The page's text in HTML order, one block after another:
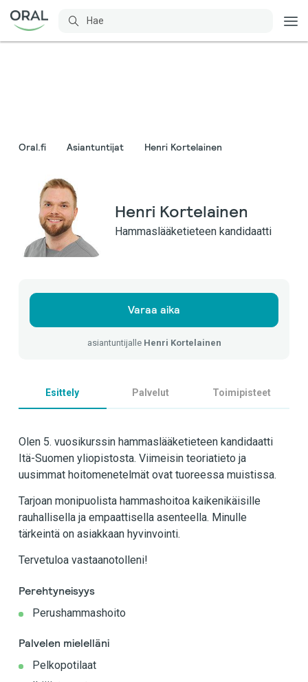
Oral.fi Asiantuntijat Henri Kortelainen
Henri Kortelainen
Hammaslääketieteen kandidaatti
Varaa aika
asiantuntijalle Henri Kortelainen
Esittely Palvelut Toimipisteet
Olen 5. vuosikurssin hammaslääketieteen kandidaatti
Itä-Suomen yliopistosta. Viimeisin teoriatieto ja
uusimmat hoitomenetelmät ovat tuoreessa muistissa.
Tarjoan monipuolista hammashoitoa kaikenikäisille
rauhallisella ja empaattisella asenteella. Minulle
tärkeintä on asiakkaan hyvinvointi.
Tervetuloa vastaanotolleni!
Perehtyneisyys
Perushammashoito
Palvelen mielelläni
Pelkopotilaat